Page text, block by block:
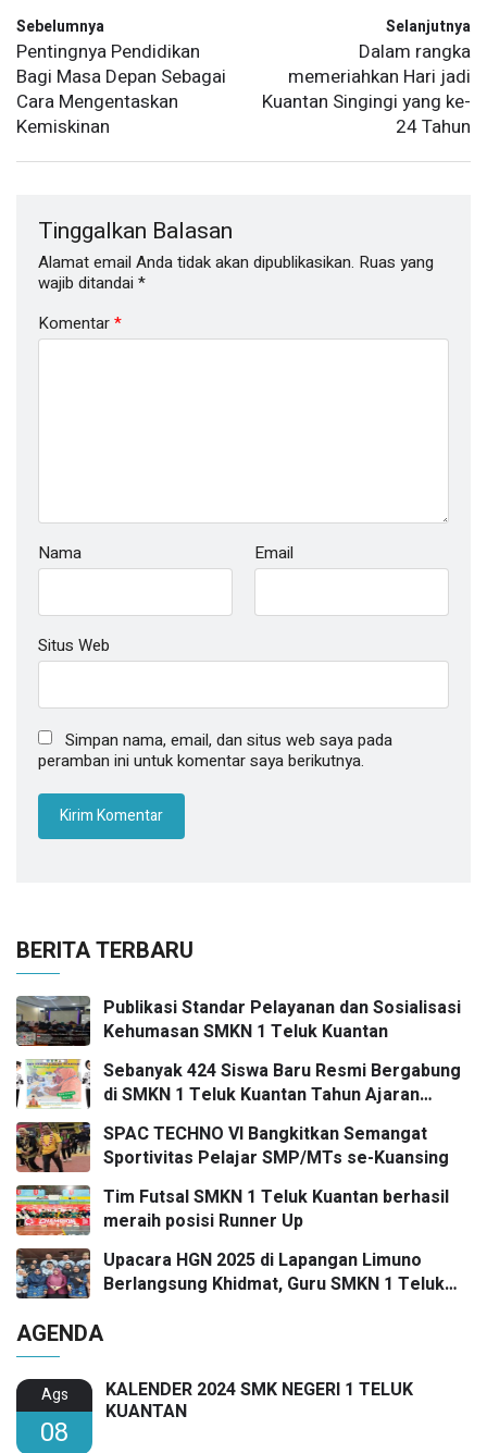
Sebelumnya
Pentingnya Pendidikan
Bagi Masa Depan Sebagai
Cara Mengentaskan
Kemiskinan
Selanjutnya
Dalam rangka
memeriahkan Hari jadi
Kuantan Singingi yang ke-
24 Tahun
Tinggalkan Balasan
Alamat email Anda tidak akan dipublikasikan. Ruas yang
wajib ditandai *
Komentar*
Nama Email
Situs Web
Simpan nama, email, dan situs web saya pada
peramban ini untuk komentar saya berikutnya.
BERITA TERBARU
Publikasi Standar Pelayanan dan Sosialisasi
Kehumasan SMKN 1 Teluk Kuantan
Sebanyak 424 Siswa Baru Resmi Bergabung
di SMKN 1 Teluk Kuantan Tahun Ajaran
SPAC TECHNO VI Bangkitkan Semangat
Sportivitas Pelajar SMP/MTs se-Kuansing
Tim Futsal SMKN 1 Teluk Kuantan berhasil
meraih posisi Runner Up
Upacara HGN 2025 di Lapangan Limuno
Berlangsung Khidmat, Guru SMKN 1 Teluk
AGENDA
Ags
08
KALENDER 2024 SMK NEGERI 1 TELUK
KUANTAN